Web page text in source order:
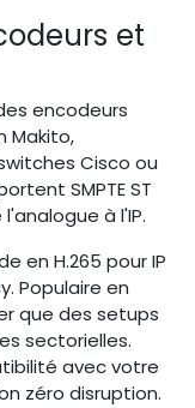
et
encodeurs
Makito,
Cisco ou
SMPTE ST
à l'IP.
en H.265 pour IP
Populaire en
que des setups
sectorielles.
avec votre
zéro disruption.